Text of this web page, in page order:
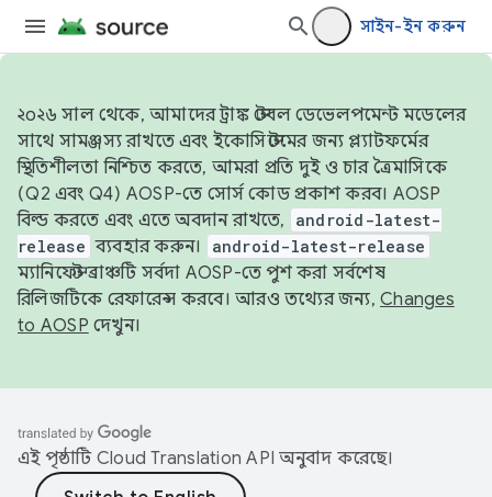
সাইন-ইন করুন
২০২৬ সাল থেকে, আমাদের ট্রাঙ্ক স্টেবল ডেভেলপমেন্ট মডেলের
সাথে সামঞ্জস্য রাখতে এবং ইকোসিস্টেমের জন্য প্ল্যাটফর্মের
স্থিতিশীলতা নিশ্চিত করতে, আমরা প্রতি দুই ও চার ত্রৈমাসিকে
(Q2 এবং Q4) AOSP-তে সোর্স কোড প্রকাশ করব। AOSP
বিল্ড করতে এবং এতে অবদান রাখতে,
android-latest-
release ব্যবহার করুন। android-latest-release
ম্যানিফেস্ট ব্রাঞ্চটি সর্বদা AOSP-তে পুশ করা সর্বশেষ
রিলিজটিকে রেফারেন্স করবে। আরও তথ্যের জন্য, Changes
to AOSP দেখুন।
এই পৃষ্ঠাটি Cloud Translation API অনুবাদ করেছে।